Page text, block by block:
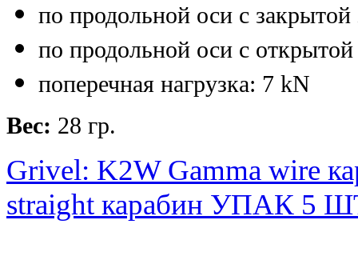
по продольной оси с
по продольной оси с
поперечная нагрузка: 7 kN
Вес: 28 гр.
Grivel: K2W Gamma wire
straight карабин УПАК 5